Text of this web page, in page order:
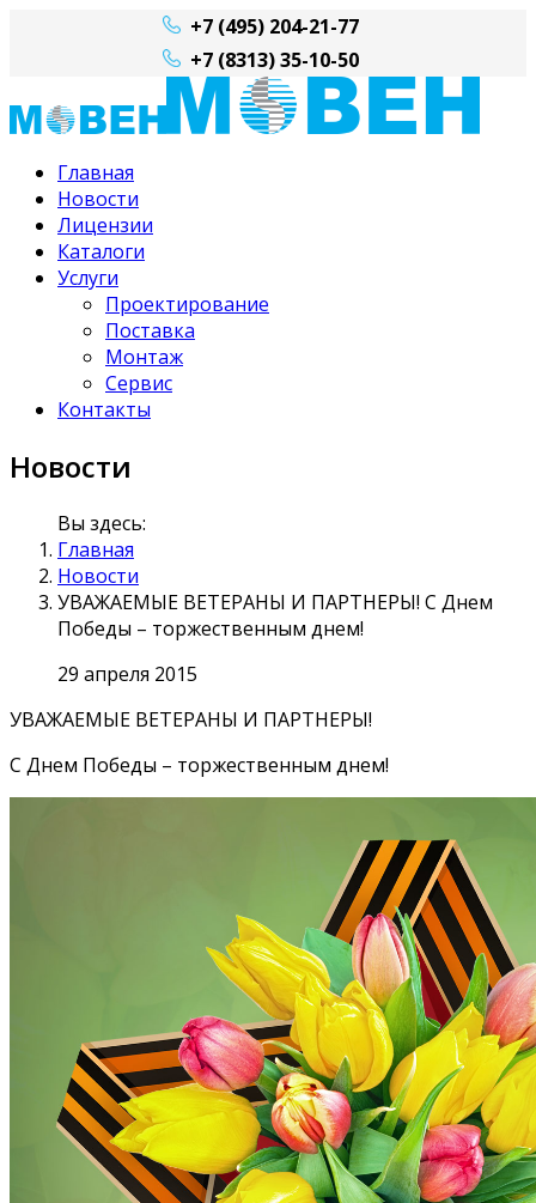
+7 (495) 204-21-77
+7 (8313) 35-10-50
Главная
Новости
Лицензии
Каталоги
Услуги
Проектирование
Поставка
Монтаж
Сервис
Контакты
Новости
Вы здесь:
Главная
Новости
УВАЖАЕМЫЕ ВЕТЕРАНЫ И ПАРТНЕРЫ! С Днем
Победы – торжественным днем!
29 апреля 2015
УВАЖАЕМЫЕ ВЕТЕРАНЫ И ПАРТНЕРЫ!
С Днем Победы – торжественным днем!